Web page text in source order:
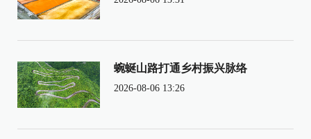
蜿蜒山路打通乡村振兴脉络
2026-08-06 13:26